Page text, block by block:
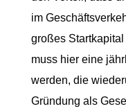
im
großes
muss hier eine
werden, die
Gründung als